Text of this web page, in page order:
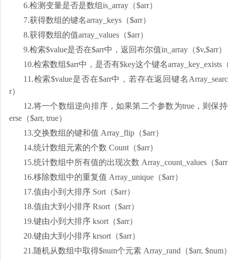
6.检测变量是否是数组is_array（$arr）
7.获得数组的键名array_keys（$arr）
8.获得数组的值array_values（$arr）
9.检索$value是否在$arr中，返回布尔值in_array（$v,$arr）
10.检索数组$arr中，是否有$key这个键名array_key_exists
11.检索$value是否在$arr中，若存在返回键名
r）
12.将一个数组逆向排序，如果第二个参数为true，则保
erse（$arr, true）
13.交换数组的键和值 Array_flip（$arr）
14.统计数组元素的个数 Count（$arr）
15.统计数组中所有值的出现次数 Array_count_values（
16.移除数组中的重复值 Array_unique（$arr）
17.值由小到大排序 Sort（$arr）
18.值由大到小排序 Rsort（$arr）
19.键由小到大排序 ksort（$arr）
20.键由大到小排序 krsort（$arr）
21.随机从数组中取得$num个元素 Array_rand（$arr, $num